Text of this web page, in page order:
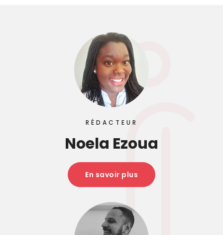
RÉDACTEUR
Noela Ezoua
En savoir plus